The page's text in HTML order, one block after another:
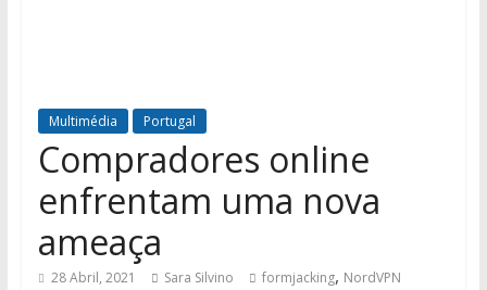
Multimédia Portugal
Compradores online
enfrentam uma nova
ameaça
28 Abril, 2021 Sara Silvino formjacking, NordVPN